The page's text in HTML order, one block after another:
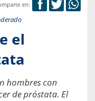
en:
el
hombres con
de próstata. El